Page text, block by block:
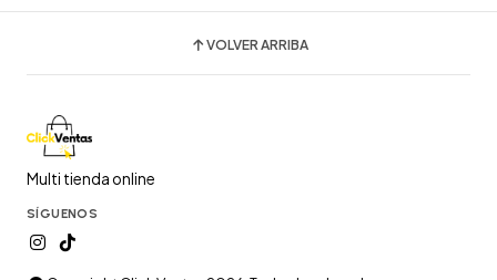
VOLVER ARRIBA
Multi tienda online
SÍGUENOS